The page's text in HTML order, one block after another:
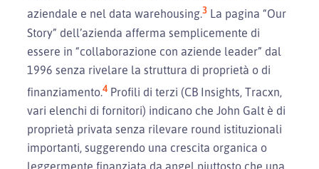
aziendale e nel data warehousing.3 La pagina “Our
Story” dell’azienda afferma semplicemente di
essere in “collaborazione con aziende leader” dal
1996 senza rivelare la struttura di proprietà o di
finanziamento.4 Profili di terzi (CB Insights, Tracxn,
vari elenchi di fornitori) indicano che John Galt è di
proprietà privata senza rilevare round istituzionali
importanti, suggerendo una crescita organica o
leggermente finanziata da angel piuttosto che una